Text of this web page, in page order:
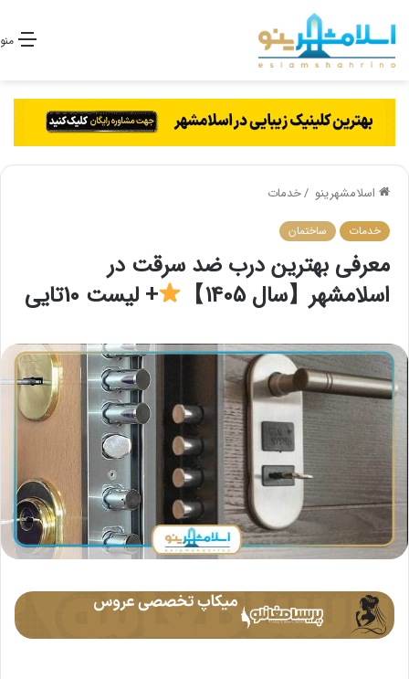
منو
اسلامشهرینو /خدمات
خدمات ساختمان
معرفی بهترین درب ضد سرقت در
اسلامشهر【سال 1405】
+ لیست 10تایی